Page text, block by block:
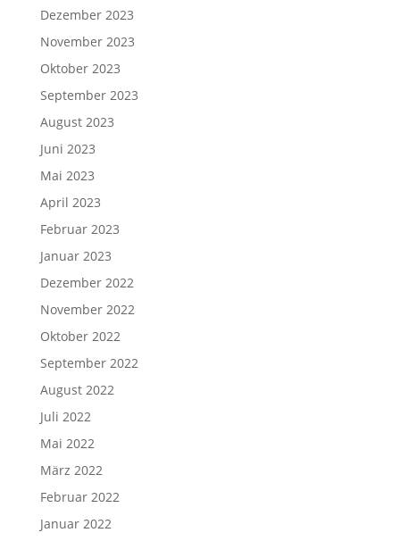
Dezember 2023
November 2023
Oktober 2023
September 2023
August 2023
Juni 2023
Mai 2023
April 2023
Februar 2023
Januar 2023
Dezember 2022
November 2022
Oktober 2022
September 2022
August 2022
Juli 2022
Mai 2022
März 2022
Februar 2022
Januar 2022